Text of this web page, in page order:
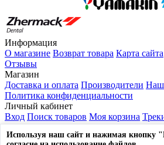
Информация
О магазине Возврат товара Карта сайта
Отзывы
Магазин
Доставка и оплата Производители
Политика конфиденциальности
Личный кабинет
Вход Поиск товаров Моя корзина
Выйти из системы
Контакты
Используя наш сайт и нажимая кнопку